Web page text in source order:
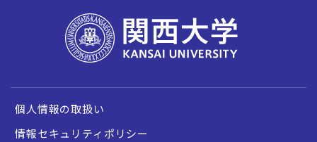
個人情報の取扱い
情報セキュリティポリシー